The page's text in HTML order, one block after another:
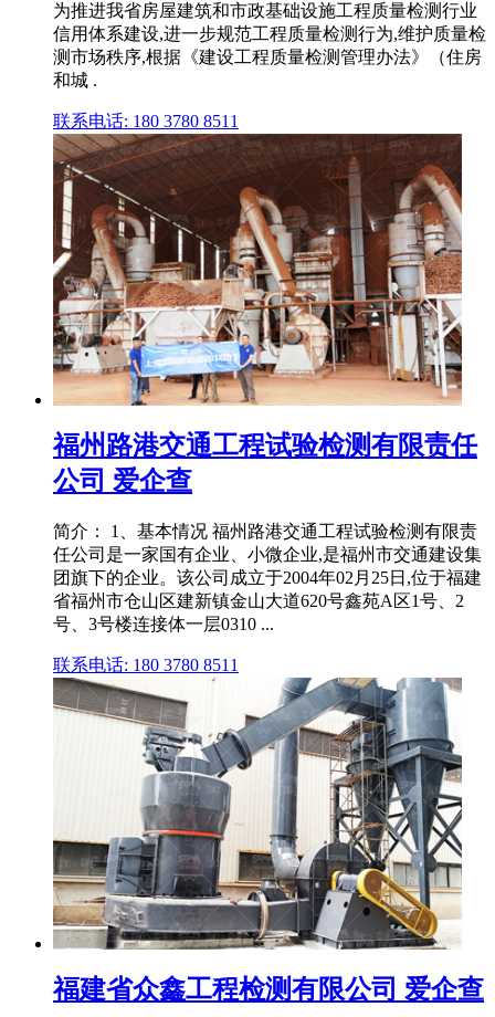
为推进我省房屋建筑和市政基础设施工程质量检测行业
信用体系建设,进一步规范工程质量检测行为,维护质量检
测市场秩序,根据《建设工程质量检测管理办法》（住房
和城 .
联系电话: 180 3780 8511
福州路港交通工程试验检测有限责任
公司 爱企查
简介： 1、基本情况 福州路港交通工程试验检测有限责
任公司是一家国有企业、小微企业,是福州市交通建设集
团旗下的企业。该公司成立于2004年02月25日,位于福建
省福州市仓山区建新镇金山大道620号鑫苑A区1号、2
号、3号楼连接体一层0310 ...
联系电话: 180 3780 8511
福建省众鑫工程检测有限公司 爱企查